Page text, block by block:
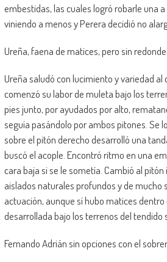
embestidas, las cuales logró robarle una
viniendo a menos y Perera decidió no
Ureña, faena de matices, pero sin
Ureña saludó con lucimiento y variedad al
comenzó su labor de muleta bajo los
pies junto, por ayudados por alto,
seguía pasándolo por ambos pitones. Se
sobre el pitón derecho desarrolló una
buscó el acople. Encontró ritmo en una
cara baja si se le sometía. Cambió al
aislados naturales profundos y de mucho
actuación, aunque sí hubo matices
desarrollada bajo los terrenos del tendido
Fernando Adrián sin opciones con el